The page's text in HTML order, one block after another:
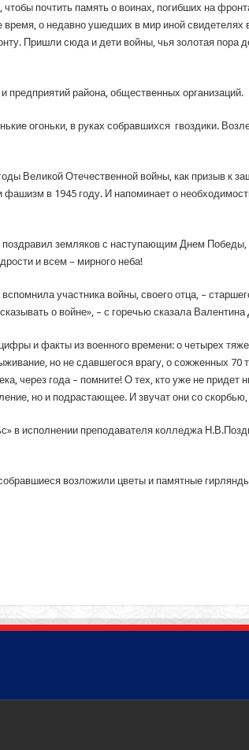
почтить память о воинах, погибших на
о недавно ушедших в мир иной свидетелях
Пришли сюда и дети войны, чья золотая пора
предприятий района, общественных организаций.
огоньки, в руках собравшихся гвоздики.
Великой Отечественной войны, как призыв к
в 1945 году. И напоминает о
земляков с наступающим Днем Победы,
и всем – мирного неба!
участника войны, своего отца, –
о войне», – с горечью сказала Валентина
и факты из военного времени: о четырех
но не сдавшегося врагу, о сожженных 70
через года – помните! О тех, кто уже не придет
но и подрастающее. И звучат они со
в исполнении преподавателя колледжа
возложили цветы и памятные